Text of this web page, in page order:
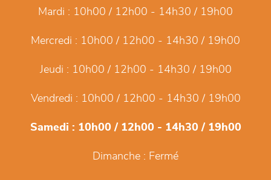
Mardi : 10h00 / 12h00 - 14h30 / 19h00
Mercredi : 10h00 / 12h00 - 14h30 / 19h00
Jeudi : 10h00 / 12h00 - 14h30 / 19h00
Vendredi : 10h00 / 12h00 - 14h30 / 19h00
Samedi : 10h00 / 12h00 - 14h30 / 19h00
Dimanche : Fermé